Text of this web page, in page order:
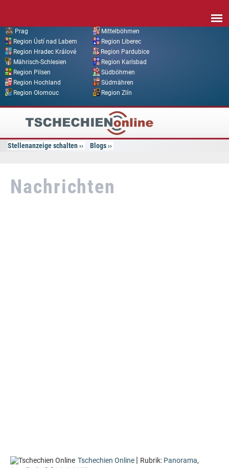
Prag
Mittelböhmen
Region Ústí nad Labem
Region Liberec
Region Hradec Králové
Region Pardubice
Mährisch-Schlesien
Region Karlsbad
Region Pilsen
Südböhmen
Region Hochland
Südmähren
Region Olomouc
Region Zlín
Tschechien
Online
Stellenanzeige schalten Blogs
Nachrichten
Tschechien Online | Rubrik: Panorama,